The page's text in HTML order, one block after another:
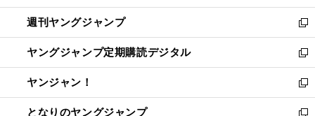
開
く
ウ
で
開
く
ン
ド
ウ
で
開
く
ウ
ィ
ン
ド
ウ
で
開
く
週刊ヤングジャンプ
新
し
い
ウ
ィ
ン
ド
ヤングジャンプ定期購読デジタル
新
し
い
ウ
ヤンジャン！
新
し
となりのヤングジャンプ